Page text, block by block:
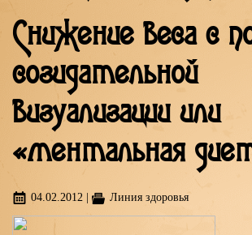
Снижение веса с
созидательной
визуализации или
«ментальная
04.02.2012 Линия здоровья